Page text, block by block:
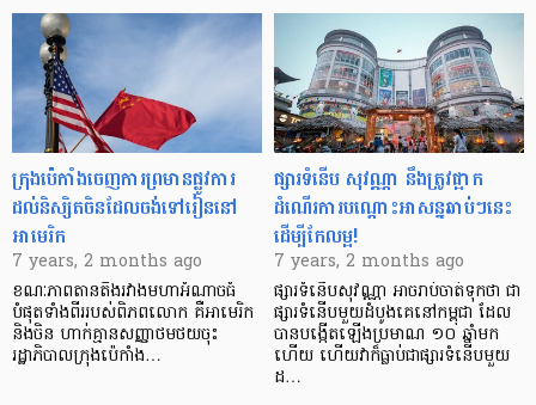
ក្រុងប៉េកាំង​ចេញ​ការព្រមាន​ផ្លូវការ
ដល់និស្សិតចិន​ដែល​ចង់​ទៅរៀននៅ
អាមេរិក
7 years, 2 months ago
ខណៈ​ភាពតានតឹង​រវាង​មហាអំណាច​ធំ
បំផុត​ទាំងពីរ​របស់​ពិភព​លោក គឺ​អាមេរិក
និង​ចិន ហាក់​គ្មាន​សញ្ញា​ថមថយ​ចុះ
រដ្ឋាភិបាល​ក្រុង​ប៉េកាំង​…
ផ្សារទំនើប សុវណ្ណា នឹងត្រូវផ្អាក
ដំណើរការ​បណ្ដោះ​អាសន្ន​​ឆាប់ៗនេះ
ដើម្បីកែលម្អ!
7 years, 2 months ago
ផ្សារទំនើបសុវណ្ណា អាចរាប់ចាត់ទុកថា ជា
ផ្សារទំនើបមួយដំបូងគេនៅកម្ពុជា ដែល
បានបង្កើតឡើងប្រមាណ ១០ ឆ្នាំមក
ហើយ ហើយវាក៏ធ្លាប់ជាផ្សារទំនើបមួយ
ដ…